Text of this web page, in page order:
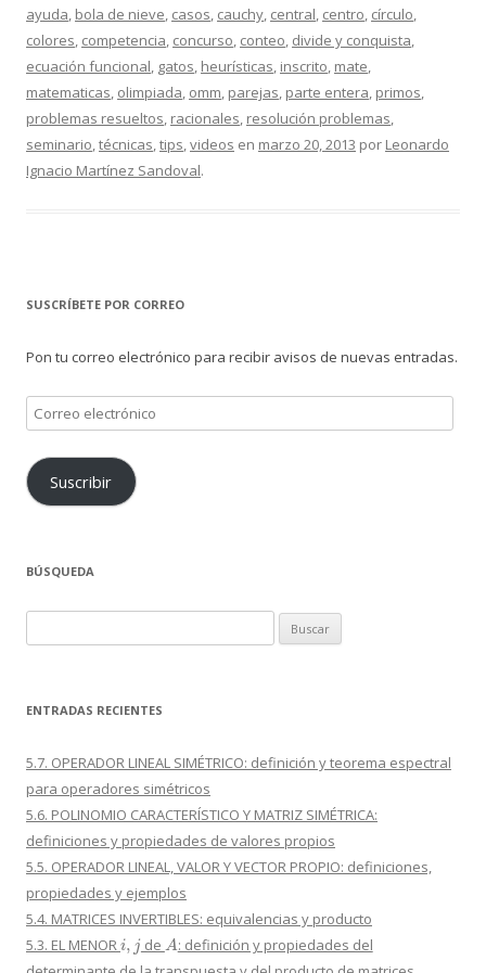
ayuda, bola de nieve, casos, cauchy, central, centro, círculo,
colores, competencia, concurso, conteo, divide y conquista,
ecuación funcional, gatos, heurísticas, inscrito, mate,
matematicas, olimpiada, omm, parejas, parte entera, primos,
problemas resueltos, racionales, resolución problemas,
seminario,técnicas,tips,videos en marzo 20, 2013 por Leonardo
Ignacio Martínez Sandoval.
SUSCRÍBETE POR CORREO
Pon tu correo electrónico para recibir avisos de nuevas entradas.
Correo
electrónico
Suscribir
BÚSQUEDA
ENTRADAS RECIENTES
5.7. OPERADOR LINEAL SIMÉTRICO: definición y teorema espectral
para operadores simétricos
5.6. POLINOMIO CARACTERÍSTICO Y MATRIZ SIMÉTRICA:
definiciones y propiedades de valores propios
5.5. OPERADOR LINEAL, VALOR Y VECTOR PROPIO: definiciones,
propiedades y ejemplos
5.4. MATRICES INVERTIBLES: equivalencias y producto
5.3. EL MENORi,j de A: definición y propiedades del